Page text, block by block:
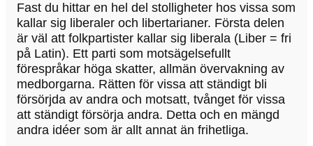
Fast du hittar en hel del stolligheter hos vissa som
kallar sig liberaler och libertarianer. Första delen
är väl att folkpartister kallar sig liberala (Liber = fri
på Latin). Ett parti som motsägelsefullt
förespråkar höga skatter, allmän övervakning av
medborgarna. Rätten för vissa att ständigt bli
försörjda av andra och motsatt, tvånget för vissa
att ständigt försörja andra. Detta och en mängd
andra idéer som är allt annat än frihetliga.